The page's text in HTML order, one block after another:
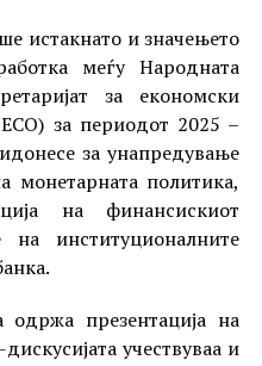
истакнато и значењето
меѓу Народната
за економски
за периодот 2025 –
за унапредување
монетарната политика,
на финансискиот
на институционалните
одржа презентација на
учествуваа и